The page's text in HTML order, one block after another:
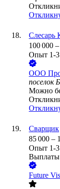
100 000 –
Опыт 1-3
ООО
поселок
Можно
Сварщик
85 000 –
Опыт 1-3
Future